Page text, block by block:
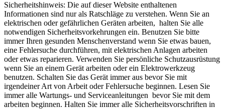
Sicherheitshinweis: Die auf dieser Website enthaltenen
Informationen sind nur als Ratschläge zu verstehen. Wenn Sie an
elektrischen oder gefährlichen Geräten arbeiten, halten Sie alle
notwendigen Sicherheitsvorkehrungen ein. Benutzen Sie bitte
immer Ihren gesunden Menschenverstand wenn Sie etwas bauen,
eine Fehlersuche durchführen, mit elektrischen Anlagen arbeiten
oder etwas reparieren. Verwenden Sie persönliche Schutzausrüstung
wenn Sie an einem Gerät arbeiten oder ein Elektrowerkzeug
benutzen. Schalten Sie das Gerät immer aus bevor Sie mit
irgendeiner Art von Arbeit oder Fehlersuche beginnen. Lesen Sie
immer alle Wartungs- und Serviceanleitungen bevor Sie mit dem
arbeiten beginnen. Halten Sie immer alle Sicherheitsvorschriften in